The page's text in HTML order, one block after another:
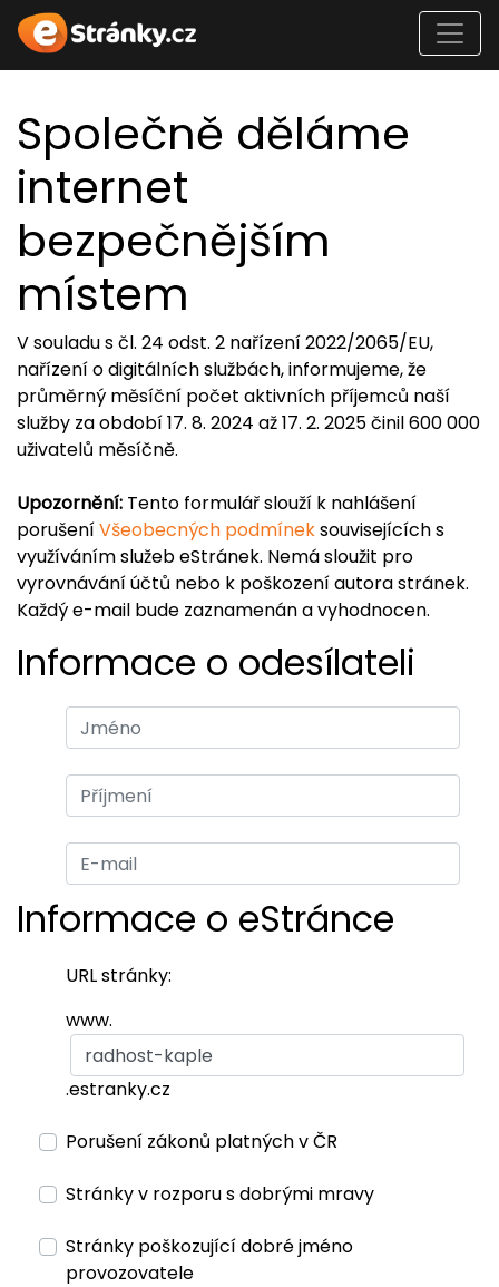
Společně děláme
internet
bezpečnějším
místem
V souladu s čl. 24 odst. 2 nařízení 2022/2065/EU,
nařízení o digitálních službách, informujeme, že
průměrný měsíční počet aktivních příjemců naší
služby za období 17. 8. 2024 až 17. 2. 2025 činil 600 000
uživatelů měsíčně.
Upozornění: Tento formulář slouží k nahlášení
porušeníVšeobecných podmíneksouvisejících s
využíváním služeb eStránek. Nemá sloužit pro
vyrovnávání účtů nebo k poškození autora stránek.
Každý e-mail bude zaznamenán a vyhodnocen.
Informace o odesílateli
Informace o eStránce
URL stránky:
www.
.estranky.cz
Porušení zákonů platných v ČR
Stránky v rozporu s dobrými mravy
Stránky poškozující dobré jméno
provozovatele